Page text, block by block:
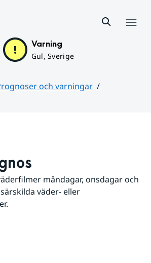
Varning
Gul, Sverige
och varningar
måndagar, onsdagar och
väder- eller